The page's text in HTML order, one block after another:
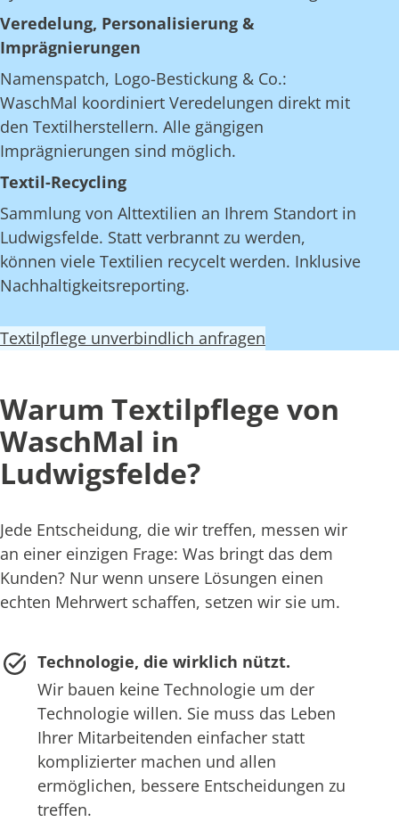
Veredelung, Personalisierung &
Imprägnierungen
Namenspatch, Logo-Bestickung & Co.:
WaschMal koordiniert Veredelungen direkt mit
den Textilherstellern. Alle gängigen
Imprägnierungen sind möglich.
Textil-Recycling
Sammlung von Alttextilien an Ihrem Standort in
Ludwigsfelde. Statt verbrannt zu werden,
können viele Textilien recycelt werden. Inklusive
Nachhaltigkeitsreporting.
Textilpflege unverbindlich anfragen
Warum Textilpflege von
WaschMal in
Ludwigsfelde?
Jede Entscheidung, die wir treffen, messen wir
an einer einzigen Frage: Was bringt das dem
Kunden? Nur wenn unsere Lösungen einen
echten Mehrwert schaffen, setzen wir sie um.
Technologie, die wirklich nützt.
Wir bauen keine Technologie um der
Technologie willen. Sie muss das Leben
Ihrer Mitarbeitenden einfacher statt
komplizierter machen und allen
ermöglichen, bessere Entscheidungen zu
treffen.